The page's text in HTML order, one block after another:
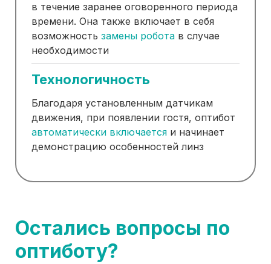
в течение заранее оговоренного периода
времени. Она также включает в себя
возможность замены робота в случае
необходимости
Технологичность
Благодаря установленным датчикам
движения, при появлении гостя, оптибот
автоматически включается и начинает
демонстрацию особенностей линз
Остались вопросы по
оптиботу?